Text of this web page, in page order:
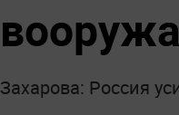
Захарова: Россия